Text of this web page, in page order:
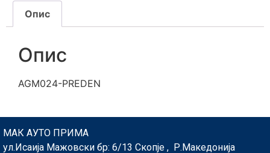
Опис
Опис
AGM024-PREDEN
МАК АУТО ПРИМА
ул.Исаија Мажовски бр: 6/13 Скопје , Р.Македонија